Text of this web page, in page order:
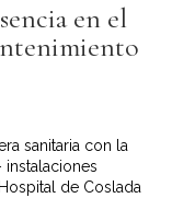
en el
sanitaria con la
de Coslada